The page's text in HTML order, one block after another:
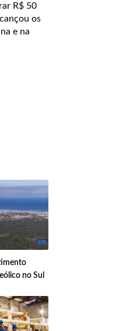
R$ 50
os
e na
no Sul